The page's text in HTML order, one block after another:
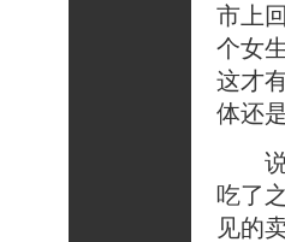
市上
个女
这才
体还
说
吃了
见的